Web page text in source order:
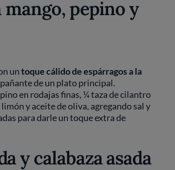
mango, pepino y
untoque cálido de espárragos a la
de un plato principal.
en rodajas finas, ¼ taza de cilantro
y aceite de oliva, agregando sal y
para darle un toque extra de
y calabaza asada